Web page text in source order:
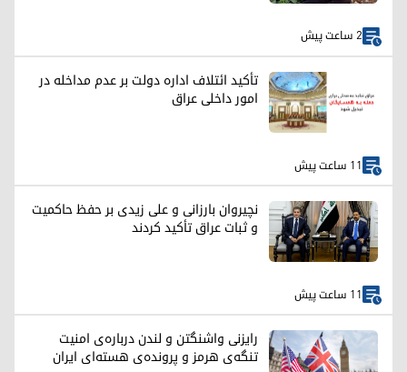
2 ساعت پیش
تأکید ائتلاف اداره دولت بر عدم مداخله در
امور داخلی عراق
11 ساعت پیش
نچیروان بارزانی و علی زیدی بر حفظ حاکمیت
و ثبات عراق تأکید کردند
11 ساعت پیش
رایزنی واشنگتن و لندن درباره‌ی امنیت
تنگه‌ی هرمز و پرونده‌ی هسته‌ای ایران